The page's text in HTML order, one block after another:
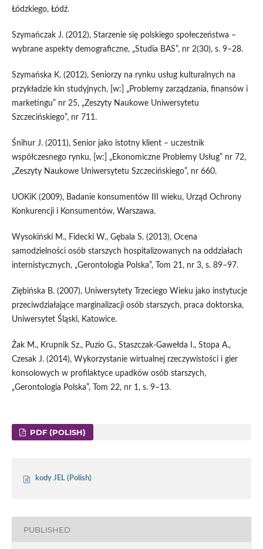
Łódzkiego, Łódź.
Szymańczak J. (2012), Starzenie się polskiego społeczeństwa –
wybrane aspekty demograficzne, „Studia BAS”, nr 2(30), s. 9–28.
Szymańska K. (2012), Seniorzy na rynku usług kulturalnych na
przykładzie kin studyjnych, [w:] „Problemy zarządzania, finansów i
marketingu” nr 25, „Zeszyty Naukowe Uniwersytetu
Szczecińskiego”, nr 711.
Śnihur J. (2011), Senior jako istotny klient – uczestnik
współczesnego rynku, [w:] „Ekonomiczne Problemy Usług” nr 72,
„Zeszyty Naukowe Uniwersytetu Szczecińskiego”, nr 660.
UOKiK (2009), Badanie konsumentów III wieku, Urząd Ochrony
Konkurencji i Konsumentów, Warszawa.
Wysokiński M., Fidecki W., Gębala S. (2013), Ocena
samodzielności osób starszych hospitalizowanych na oddziałach
internistycznych, „Gerontologia Polska”, Tom 21, nr 3, s. 89–97.
Ziębińska B. (2007), Uniwersytety Trzeciego Wieku jako instytucje
przeciwdziałające marginalizacji osób starszych, praca doktorska,
Uniwersytet Śląski, Katowice.
Żak M., Krupnik Sz., Puzio G., Staszczak-Gawełda I., Stopa A.,
Czesak J. (2014), Wykorzystanie wirtualnej rzeczywistości i gier
konsolowych w profilaktyce upadków osób starszych,
„Gerontologia Polska”, Tom 22, nr 1, s. 9–13.
PDF (POLISH)
kody JEL (Polish)
PUBLISHED